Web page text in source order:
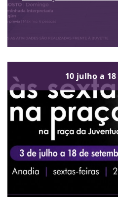
10 julho a 18